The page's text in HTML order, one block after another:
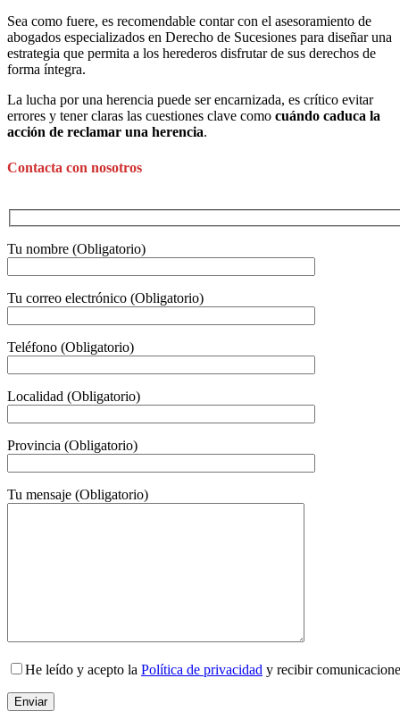
Sea como fuere, es recomendable contar con el asesoramiento de
abogados especializados en Derecho de Sucesiones para diseñar una
estrategia que permita a los herederos disfrutar de sus derechos de
forma íntegra.
La lucha por una herencia puede ser encarnizada, es crítico evitar
errores y tener claras las cuestiones clave como cuándo caduca la
acción de reclamar una herencia.
Contacta con nosotros
Tu nombre (Obligatorio)
Tu correo electrónico (Obligatorio)
Teléfono (Obligatorio)
Localidad (Obligatorio)
Provincia (Obligatorio)
Tu mensaje (Obligatorio)
He leído y acepto la Política de privacidad y recibir